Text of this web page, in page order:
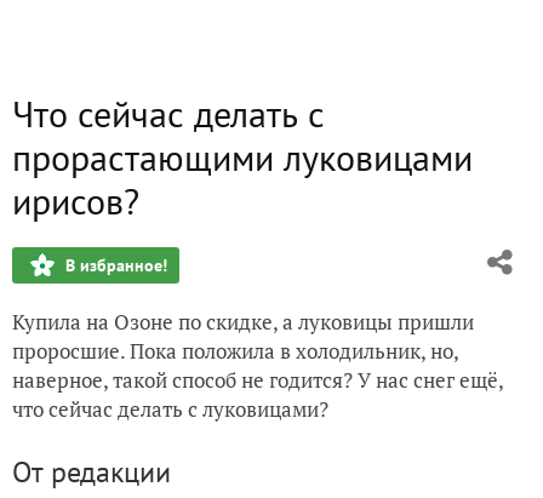
Что сейчас делать с
прорастающими луковицами
ирисов?
В избранное!
Купила на Озоне по скидке, а луковицы пришли
проросшие. Пока положила в холодильник, но,
наверное, такой способ не годится? У нас снег ещё,
что сейчас делать с луковицами?
От редакции